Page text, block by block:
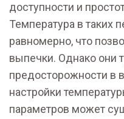
доступности и
Температура в таких
равномерно, что
выпечки. Однако они
предосторожности в
настройки
параметров может